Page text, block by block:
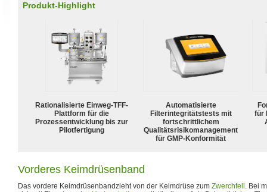
Produkt-Highlight
Rationalisierte Einweg-TFF-
Plattform für die
Prozessentwicklung bis zur
Pilotfertigung
Automatisierte
Filterintegritätstests mit
fortschrittlichem
Qualitätsrisikomanagement
für GMP-Konformität
für
Vorderes Keimdrüsenband
Das vordere Keimdrüsenbandzieht von der Keimdrüse zum Zwerchfell . Bei